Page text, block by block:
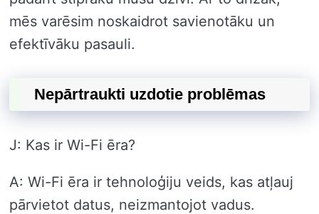
mēs varēsim noskaidrot savienotāku un
efektīvāku pasauli.
Nepārtraukti uzdotie problēmas
J: Kas ir Wi-Fi ēra?
A: Wi-Fi ēra ir tehnoloģiju veids, kas atļauj
pārvietot datus, neizmantojot vadus.